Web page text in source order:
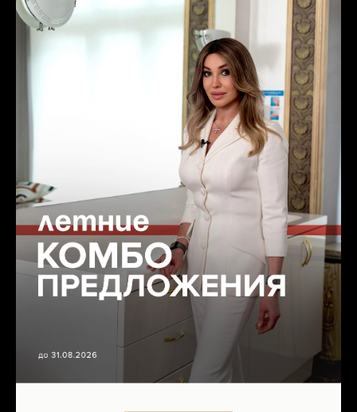
Запишитесь на первичный прием врача
по телефону:
+7 (499) 938-45-75
или отправьте заявку и наш администратор
свяжется с вами
Отправить заявку